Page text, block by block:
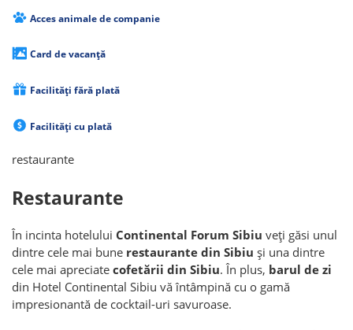
Acces animale de companie
Card de vacanță
Facilități fără plată
Facilități cu plată
restaurante
Restaurante
În incinta hotelului Continental Forum Sibiu veți găsi unul
dintre cele mai bune restaurante din Sibiu și una dintre
cele mai apreciate cofetării din Sibiu. În plus, barul de zi
din Hotel Continental Sibiu vă întâmpină cu o gamă
impresionantă de cocktail-uri savuroase.